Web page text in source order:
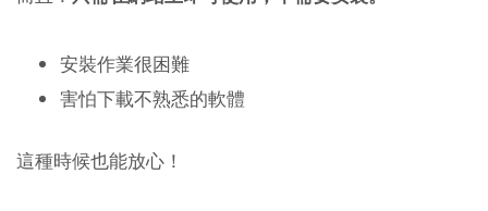
安裝作業很困難
害怕下載不熟悉的軟體
這種時候也能放心！